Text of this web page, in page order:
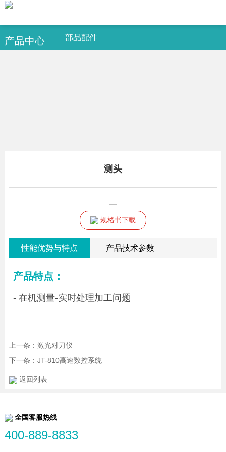
产品中心 部品配件
测头
规格书下载
性能优势与特点 产品技术参数
产品特点：
- 在机测量-实时处理加工问题
上一条：激光对刀仪
下一条：JT-810高速数控系统
返回列表
全国客服热线
400-889-8833